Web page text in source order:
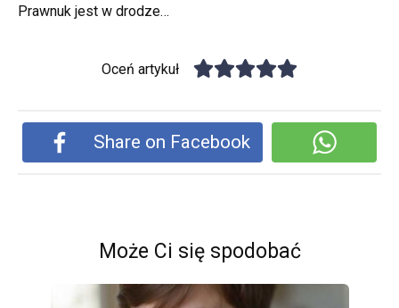
Prawnuk jest w drodze…
Oceń artykuł
Share on Facebook
Może Ci się spodobać